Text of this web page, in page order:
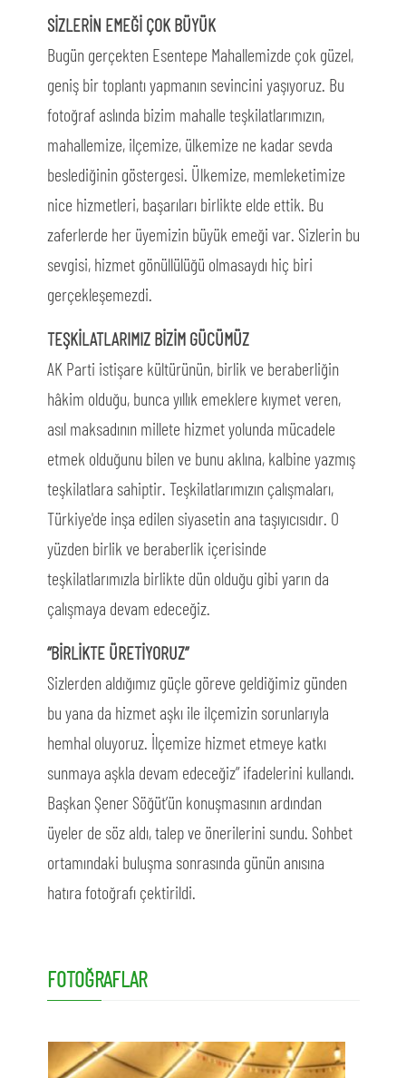
SİZLERİN EMEĞİ ÇOK BÜYÜK
Bugün gerçekten Esentepe Mahallemizde çok güzel,
geniş bir toplantı yapmanın sevincini yaşıyoruz. Bu
fotoğraf aslında bizim mahalle teşkilatlarımızın,
mahallemize, ilçemize, ülkemize ne kadar sevda
beslediğinin göstergesi. Ülkemize, memleketimize
nice hizmetleri, başarıları birlikte elde ettik. Bu
zaferlerde her üyemizin büyük emeği var. Sizlerin bu
sevgisi, hizmet gönüllülüğü olmasaydı hiç biri
gerçekleşemezdi.
TEŞKİLATLARIMIZ BİZİM GÜCÜMÜZ
AK Parti istişare kültürünün, birlik ve beraberliğin
hâkim olduğu, bunca yıllık emeklere kıymet veren,
asıl maksadının millete hizmet yolunda mücadele
etmek olduğunu bilen ve bunu aklına, kalbine yazmış
teşkilatlara sahiptir. Teşkilatlarımızın çalışmaları,
Türkiye'de inşa edilen siyasetin ana taşıyıcısıdır. O
yüzden birlik ve beraberlik içerisinde
teşkilatlarımızla birlikte dün olduğu gibi yarın da
çalışmaya devam edeceğiz.
“BİRLİKTE ÜRETİYORUZ”
Sizlerden aldığımız güçle göreve geldiğimiz günden
bu yana da hizmet aşkı ile ilçemizin sorunlarıyla
hemhal oluyoruz. İlçemize hizmet etmeye katkı
sunmaya aşkla devam edeceğiz” ifadelerini kullandı.
Başkan Şener Söğüt’ün konuşmasının ardından
üyeler de söz aldı, talep ve önerilerini sundu. Sohbet
ortamındaki buluşma sonrasında günün anısına
hatıra fotoğrafı çektirildi.
FOTOĞRAFLAR